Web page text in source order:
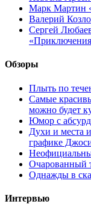
Марк Мартин
Валерий
Сергей
Обзоры
Плыть по
Самые
можно будет
Юмор с
Духи и места
графике
Очарованный
Однажды в
Интервью